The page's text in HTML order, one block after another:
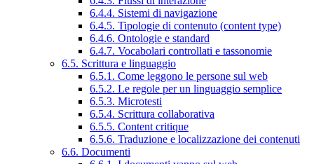
6.4.4. Sistemi di navigazione
6.4.5. Tipologie di contenuto (content type)
6.4.6. Ontologie e standard
6.4.7. Vocabolari controllati e tassonomie
6.5. Scrittura e linguaggio
6.5.1. Come leggono le persone sul web
6.5.2. Le regole per un linguaggio semplice
6.5.3. Microtesti
6.5.4. Scrittura collaborativa
6.5.5. Content critique
6.5.6. Traduzione e localizzazione dei contenuti
6.6. Documenti